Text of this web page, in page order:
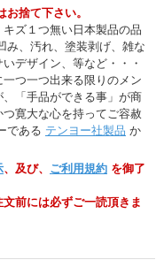
お捨て下さい。
ズ１つ無い日本製品の品
み、汚れ、塗装剥げ、雑な
デザイン、等など・・・
つ一つ出来る限りのメン
「手品ができる事」が商
寛大な心を持ってご容赦
である テンヨー社製品 か
、及び、 ご利用規約 を御了
前には必ずご一読頂きま